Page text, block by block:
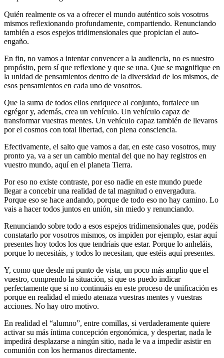
Quién realmente os va a ofrecer el mundo auténtico sois vosotros
mismos reflexionando profundamente, compartiendo. Renunciando
también a esos espejos tridimensionales que propician el auto-
engaño.
En fin, no vamos a intentar convencer a la audiencia, no es nuestro
propósito, pero sí que reflexione y que se una. Que se magnifique en
la unidad de pensamientos dentro de la diversidad de los mismos, de
esos pensamientos en cada uno de vosotros.
Que la suma de todos ellos enriquece al conjunto, fortalece un
egrégor y, además, crea un vehículo. Un vehículo capaz de
transformar vuestras mentes. Un vehículo capaz también de llevaros
por el cosmos con total libertad, con plena consciencia.
Efectivamente, el salto que vamos a dar, en este caso vosotros, muy
pronto ya, va a ser un cambio mental del que no hay registros en
vuestro mundo, aquí en el planeta Tierra.
Por eso no existe contraste, por eso nadie en este mundo puede
llegar a concebir una realidad de tal magnitud o envergadura.
Porque eso se hace andando, porque de todo eso no hay camino. Lo
vais a hacer todos juntos en unión, sin miedo y renunciando.
Renunciando sobre todo a esos espejos tridimensionales que, podéis
constatarlo por vosotros mismos, os impiden por ejemplo, estar aquí
presentes hoy todos los que tendríais que estar. Porque lo anheláis,
porque lo necesitáis, y todos lo necesitan, que estéis aquí presentes.
Y, como que desde mi punto de vista, un poco más amplio que el
vuestro, comprendo la situación, sí que os puedo indicar
perfectamente que si no continuáis en este proceso de unificación es
porque en realidad el miedo atenaza vuestras mentes y vuestras
acciones. No hay otro motivo.
En realidad el “alumno”, entre comillas, si verdaderamente quiere
activar su más íntima concepción ergonómica, y despertar, nada le
impedirá desplazarse a ningún sitio, nada le va a impedir asistir en
comunión con los hermanos directamente.